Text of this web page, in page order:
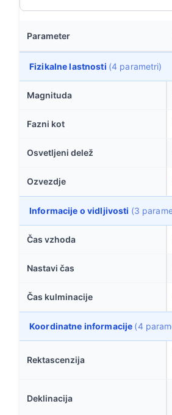
Parameter
Fizikalne lastnosti (4 parametri)
Magnituda
Fazni kot
Osvetljeni delež
Ozvezdje
Informacije o vidljivosti (3
Čas vzhoda
Nastavi čas
Čas kulminacije
Koordinatne informacije (4
Rektascenzija
Deklinacija